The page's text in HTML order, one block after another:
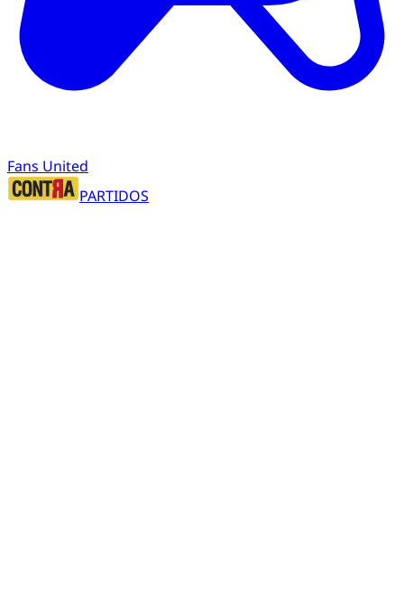
Fans United
PARTIDOS